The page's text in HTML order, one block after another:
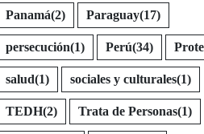
Panamá(2) Paraguay(17)
persecución(1) Perú(34)
salud(1) sociales y culturales(1)
TEDH(2) Trata de Personas(1)